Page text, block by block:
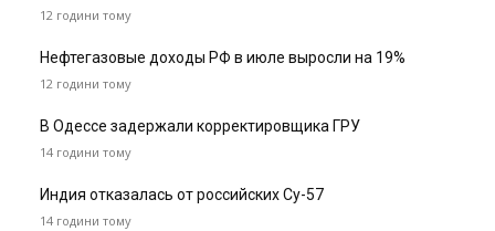
12 години тому
Нефтегазовые доходы РФ в июле выросли на 19%
12 години тому
В Одессе задержали корректировщика ГРУ
14 години тому
Индия отказалась от российских Су-57
14 години тому